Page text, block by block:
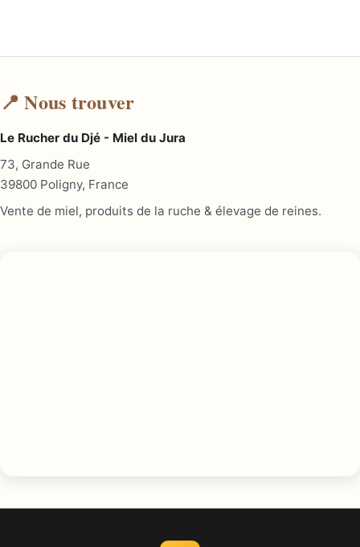
📍 Nous trouver
Le Rucher du Djé - Miel du Jura
73, Grande Rue
39800 Poligny, France
Vente de miel, produits de la ruche & élevage de reines.